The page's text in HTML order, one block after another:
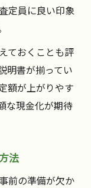
定員に良い印象
ておくことも評
明書が揃ってい
額が上がりやす
な現金化が期待
法
前の準備が欠か